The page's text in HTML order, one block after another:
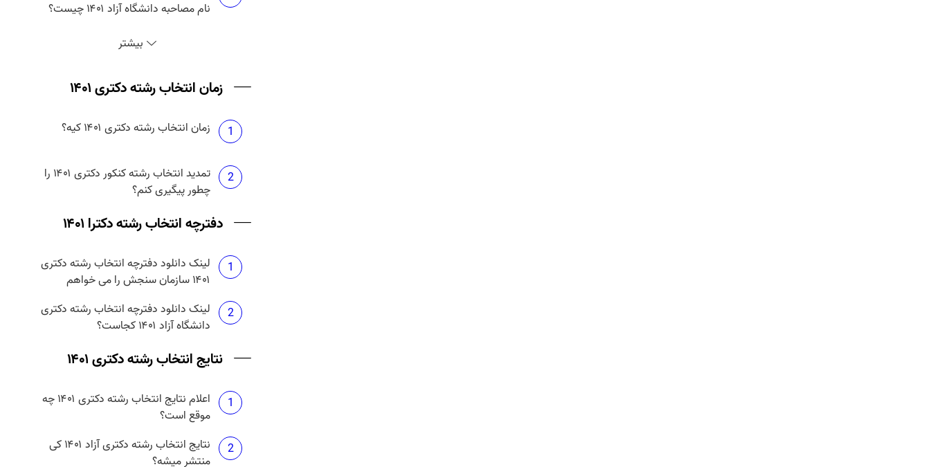
نام مصاحبه دانشگاه آزاد ۱۴۰۱ چیست؟
حداکثر تعداد انتخاب رشته دکتری آزاد
۱۴۰۱ چند تا است؟
5
هزینه انتخاب رشته دکتری دانشگاه آزاد
بیشتر
زمان انتخاب رشته دکتری ۱۴۰۱
1 زمان انتخاب رشته دکتری ۱۴۰۱ کیه؟
2
تمدید انتخاب رشته کنکور دکتری ۱۴۰۱ را
چطور پیگیری کنم؟
دفترچه انتخاب رشته دکترا ۱۴۰۱
1
لینک دانلود دفترچه انتخاب رشته دکتری
۱۴۰۱ سازمان سنجش را می خواهم
2
لینک دانلود دفترچه انتخاب رشته دکتری
دانشگاه آزاد ۱۴۰۱ کجاست؟
نتایج انتخاب رشته دکتری ۱۴۰۱
1
اعلام نتایج انتخاب رشته دکتری ۱۴۰۱ چه
موقع است؟
2
نتایج انتخاب رشته دکتری آزاد ۱۴۰۱ کی
منتشر میشه؟